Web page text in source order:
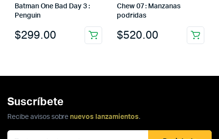
Batman One Bad Day 3 :
Penguin
$299.00
Chew 07 : Manzanas
podridas
$520.00
Suscríbete
Recibe avisos sobre nuevos lanzamientos.